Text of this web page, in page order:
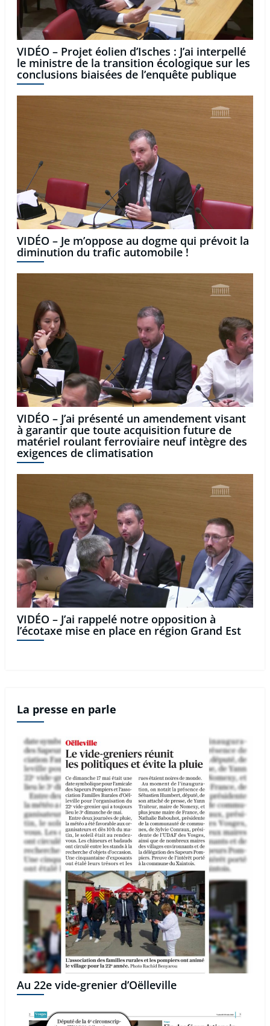
VIDÉO – Projet éolien d’Isches : J’ai interpellé
le ministre de la transition écologique sur les
conclusions biaisées de l’enquête publique
VIDÉO – Je m’oppose au dogme qui prévoit la
diminution du trafic automobile !
VIDÉO – J’ai présenté un amendement visant
à garantir que toute acquisition future de
matériel roulant ferroviaire neuf intègre des
exigences de climatisation
VIDÉO – J’ai rappelé notre opposition à
l’écotaxe mise en place en région Grand Est
La presse en parle
Au 22e vide-grenier d’Oëlleville